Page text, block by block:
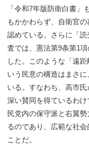
「令和7年版防衛白書」
もかかわらず、自衛官
認めている。さらに「
査では、憲法第9条第1
した。このような「遠
いう民意の構造はまさ
いる。すなわち、高市
深い賛同を得ているわ
民党内の保守派と右翼
るのであり、広範な社
ことだ。